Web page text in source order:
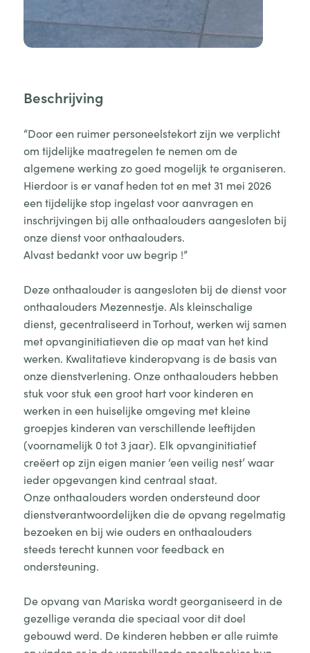
Beschrijving
“Door een ruimer personeelstekort zijn we verplicht
om tijdelijke maatregelen te nemen om de
algemene werking zo goed mogelijk te organiseren.
Hierdoor is er vanaf heden tot en met 31 mei 2026
een tijdelijke stop ingelast voor aanvragen en
inschrijvingen bij alle onthaalouders aangesloten bij
onze dienst voor onthaalouders.
Alvast bedankt voor uw begrip !”
Deze onthaalouder is aangesloten bij de dienst voor
onthaalouders Mezennestje. Als kleinschalige
dienst, gecentraliseerd in Torhout, werken wij samen
met opvanginitiatieven die op maat van het kind
werken. Kwalitatieve kinderopvang is de basis van
onze dienstverlening. Onze onthaalouders hebben
stuk voor stuk een groot hart voor kinderen en
werken in een huiselijke omgeving met kleine
groepjes kinderen van verschillende leeftijden
(voornamelijk 0 tot 3 jaar). Elk opvanginitiatief
creëert op zijn eigen manier ‘een veilig nest’ waar
ieder opgevangen kind centraal staat.
Onze onthaalouders worden ondersteund door
dienstverantwoordelijken die de opvang regelmatig
bezoeken en bij wie ouders en onthaalouders
steeds terecht kunnen voor feedback en
ondersteuning.
De opvang van Mariska wordt georganiseerd in de
gezellige veranda die speciaal voor dit doel
gebouwd werd. De kinderen hebben er alle ruimte